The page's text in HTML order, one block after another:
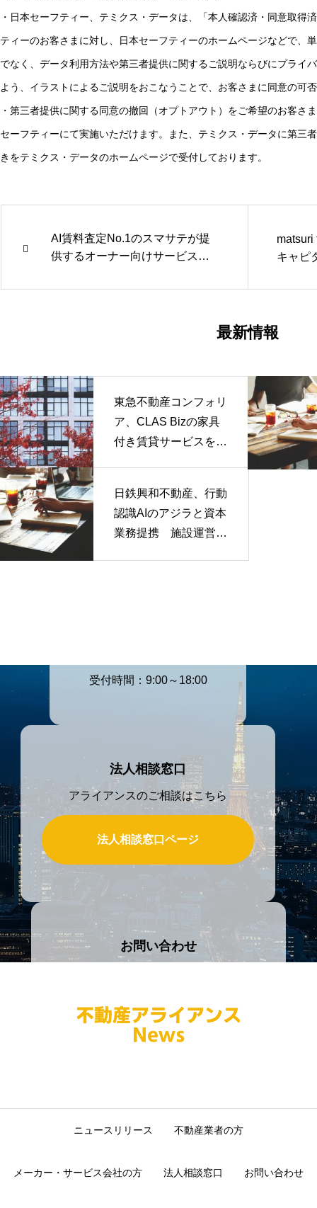
・日本セーフティー、テミクス・データは、「本人確認済・同意取得
ティーのお客さまに対し、日本セーフティーのホームページなどで、
でなく、データ利用方法や第三者提供に関するご説明ならびにプライ
よう、イラストによるご説明をおこなうことで、お客さまに同意の可
・第三者提供に関する同意の撤回（オプトアウト）をご希望のお客さ
セーフティーにて実施いただけます。また、テミクス・データに第三
きをテミクス・データのホームページで受付しております。
AI賃料査定No.1のスマサテが提
供するオーナー向けサービス
000人以上のオーナーが利用する
matsuri
キャピ
最新情報
東急不動産コンフォリ
ア、CLAS Bizの家具
付き賃貸サービスを採
日鉄興和不動産、行動
認識AIのアジラと資本
業務提携 施設運営D
受付時間：9:00～18:00
法人相談窓口
アライアンスのご相談はこちら
法人相談窓口ページ
お問い合わせ
お問い合わせページ
ニュースリリース 不動産業者の方
メーカー・サービス会社の方 法人相談窓口 お問い合わせ